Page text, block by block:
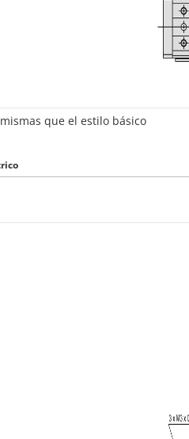
que el estilo básico